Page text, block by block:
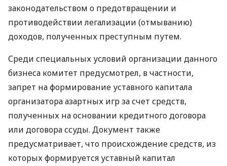
законодательством о предотвращении и
противодействии легализации (отмыванию)
доходов, полученных преступным путем.
Среди специальных условий организации данного
бизнеса комитет предусмотрел, в частности,
запрет на формирование уставного капитала
организатора азартных игр за счет средств,
полученных на основании кредитного договора
или договора ссуды. Документ также
предусматривает, что происхождение средств, из
которых формируется уставный капитал